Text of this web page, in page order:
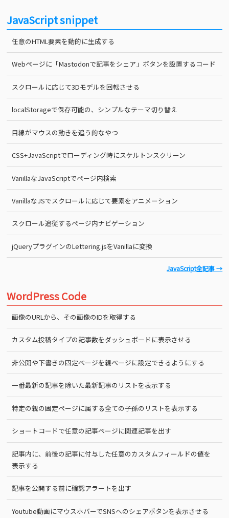
JavaScript snippet
任意のHTML要素を動的に生成する
Webページに「Mastodonで記事をシェア」ボタンを設置するコード
スクロールに応じて3Dモデルを回転させる
localStorageで保存可能の、シンプルなテーマ切り替え
目線がマウスの動きを追う的なやつ
CSS+JavaScriptでローディング時にスケルトンスクリーン
VanillaなJavaScriptでページ内検索
VanillaなJSでスクロールに応じて要素をアニメーション
スクロール追従するページ内ナビゲーション
jQueryプラグインのLettering.jsをVanillaに変換
JavaScript全記事 →
WordPress Code
画像のURLから、その画像のIDを取得する
カスタム投稿タイプの記事数をダッシュボードに表示させる
非公開や下書きの固定ページを親ページに設定できるようにする
一番最新の記事を除いた最新記事のリストを表示する
特定の親の固定ページに属する全ての子孫のリストを表示する
ショートコードで任意の記事ページに関連記事を出す
記事内に、前後の記事に付与した任意のカスタムフィールドの値を
表示する
記事を公開する前に確認アラートを出す
Youtube動画にマウスホバーでSNSへのシェアボタンを表示させる